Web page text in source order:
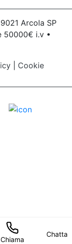
Arcola SP
50000€ i.v •
Cookie
Chiama
Chatta